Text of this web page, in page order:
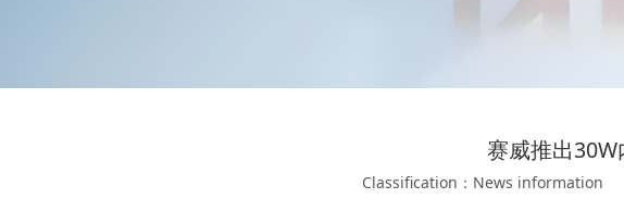
赛威推出
Classification：News information